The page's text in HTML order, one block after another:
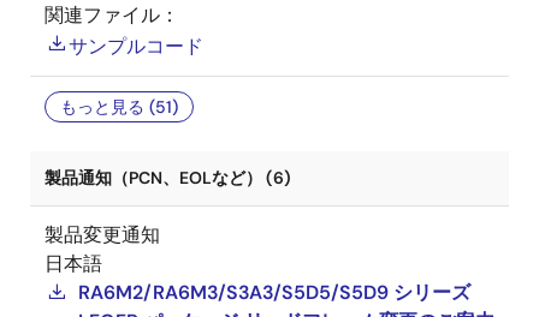
関連ファイル：
サンプルコード
もっと見る (51)
製品通知（PCN、EOLなど） (6)
製品変更通知
日本語
RA6M2/RA6M3/S3A3/S5D5/S5D9 シリーズ